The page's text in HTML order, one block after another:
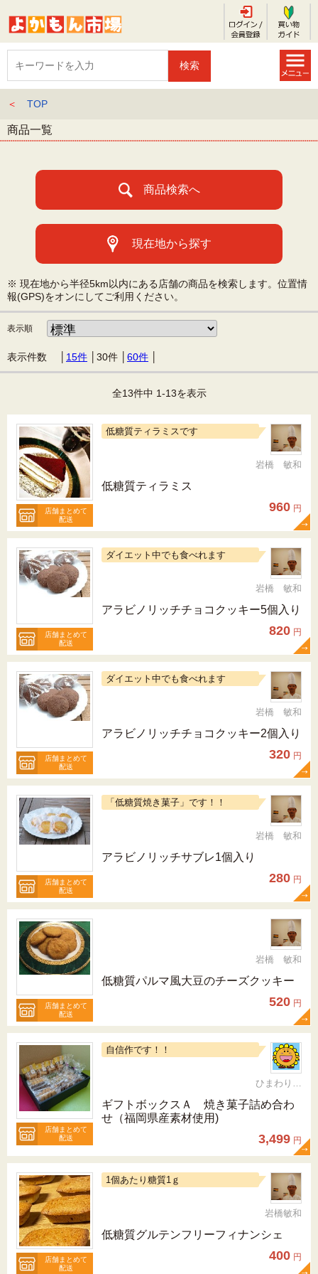
＜ TOP
商品一覧
商品検索へ
現在地から探す
※ 現在地から半径5km以内にある店舗の商品を検索します。位置情
報(GPS)をオンにしてご利用ください。
表示順
表示件数 │ 15件 30件 60件
全13件中 1-13を表示
店舗まとめて
配送
低糖質ティラミスです
岩橋 敏和
低糖質ティラミス
960 円
店舗まとめて
配送
ダイエット中でも食べれます
岩橋 敏和
アラビノリッチチョコクッキー5個入り
820 円
店舗まとめて
配送
ダイエット中でも食べれます
岩橋 敏和
アラビノリッチチョコクッキー2個入り
320 円
店舗まとめて
配送
「低糖質焼き菓子」です！！
岩橋 敏和
アラビノリッチサブレ1個入り
280 円
店舗まとめて
配送
岩橋 敏和
低糖質パルマ風大豆のチーズクッキー
520 円
店舗まとめて
配送
自信作です！！
ひまわりらんど おやま
ギフトボックスＡ 焼き菓子詰め合わ
せ（福岡県産素材使用)
3,499 円
店舗まとめて
配送
1個あたり糖質1ｇ
岩橋敏和
低糖質グルテンフリーフィナンシェ
400 円